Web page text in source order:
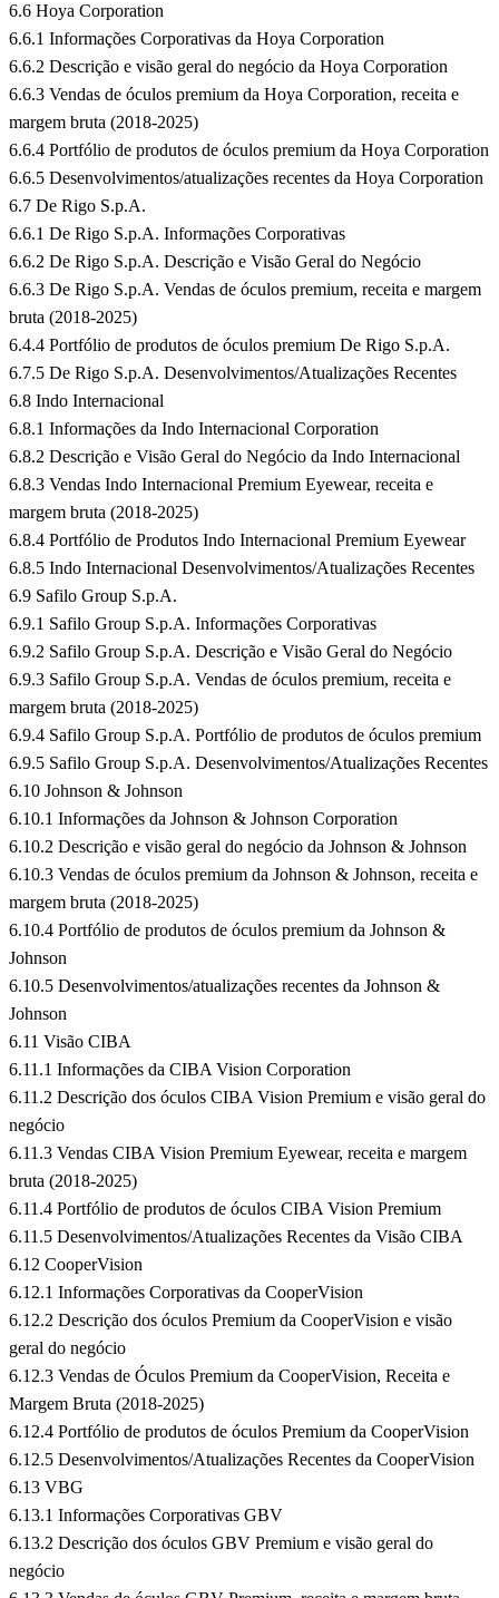
6.6 Hoya Corporation
6.6.1 Informações Corporativas da Hoya Corporation
6.6.2 Descrição e visão geral do negócio da Hoya Corporation
6.6.3 Vendas de óculos premium da Hoya Corporation, receita e
margem bruta (2018-2025)
6.6.4 Portfólio de produtos de óculos premium da Hoya Corporation
6.6.5 Desenvolvimentos/atualizações recentes da Hoya Corporation
6.7 De Rigo S.p.A.
6.6.1 De Rigo S.p.A. Informações Corporativas
6.6.2 De Rigo S.p.A. Descrição e Visão Geral do Negócio
6.6.3 De Rigo S.p.A. Vendas de óculos premium, receita e margem
bruta (2018-2025)
6.4.4 Portfólio de produtos de óculos premium De Rigo S.p.A.
6.7.5 De Rigo S.p.A. Desenvolvimentos/Atualizações Recentes
6.8 Indo Internacional
6.8.1 Informações da Indo Internacional Corporation
6.8.2 Descrição e Visão Geral do Negócio da Indo Internacional
6.8.3 Vendas Indo Internacional Premium Eyewear, receita e
margem bruta (2018-2025)
6.8.4 Portfólio de Produtos Indo Internacional Premium Eyewear
6.8.5 Indo Internacional Desenvolvimentos/Atualizações Recentes
6.9 Safilo Group S.p.A.
6.9.1 Safilo Group S.p.A. Informações Corporativas
6.9.2 Safilo Group S.p.A. Descrição e Visão Geral do Negócio
6.9.3 Safilo Group S.p.A. Vendas de óculos premium, receita e
margem bruta (2018-2025)
6.9.4 Safilo Group S.p.A. Portfólio de produtos de óculos premium
6.9.5 Safilo Group S.p.A. Desenvolvimentos/Atualizações Recentes
6.10 Johnson & Johnson
6.10.1 Informações da Johnson & Johnson Corporation
6.10.2 Descrição e visão geral do negócio da Johnson & Johnson
6.10.3 Vendas de óculos premium da Johnson & Johnson, receita e
margem bruta (2018-2025)
6.10.4 Portfólio de produtos de óculos premium da Johnson &
Johnson
6.10.5 Desenvolvimentos/atualizações recentes da Johnson &
Johnson
6.11 Visão CIBA
6.11.1 Informações da CIBA Vision Corporation
6.11.2 Descrição dos óculos CIBA Vision Premium e visão geral do
negócio
6.11.3 Vendas CIBA Vision Premium Eyewear, receita e margem
bruta (2018-2025)
6.11.4 Portfólio de produtos de óculos CIBA Vision Premium
6.11.5 Desenvolvimentos/Atualizações Recentes da Visão CIBA
6.12 CooperVision
6.12.1 Informações Corporativas da CooperVision
6.12.2 Descrição dos óculos Premium da CooperVision e visão
geral do negócio
6.12.3 Vendas de Óculos Premium da CooperVision, Receita e
Margem Bruta (2018-2025)
6.12.4 Portfólio de produtos de óculos Premium da CooperVision
6.12.5 Desenvolvimentos/Atualizações Recentes da CooperVision
6.13 VBG
6.13.1 Informações Corporativas GBV
6.13.2 Descrição dos óculos GBV Premium e visão geral do
negócio